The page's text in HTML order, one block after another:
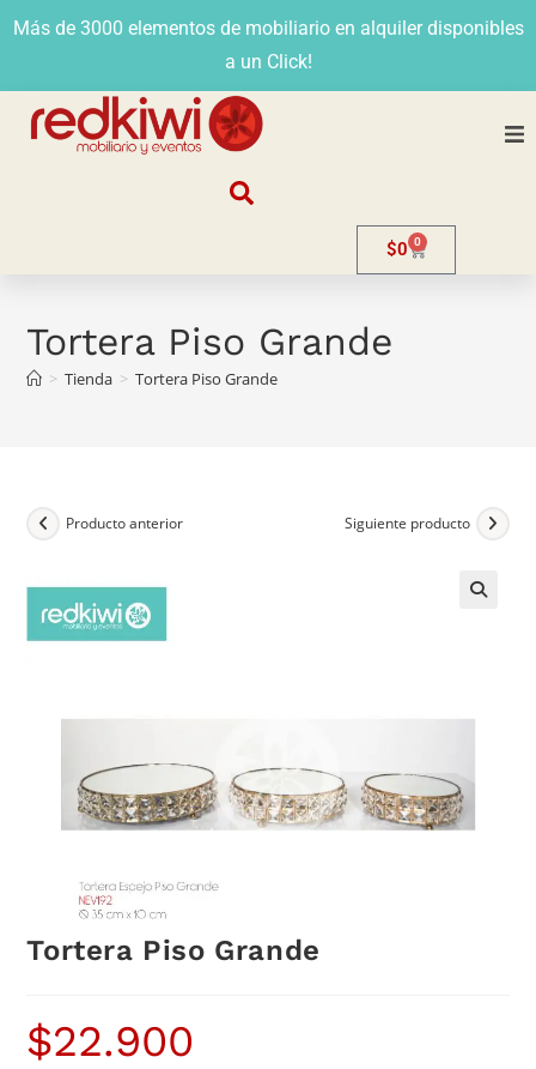
Más de 3000 elementos de mobiliario en alquiler disponibles
a un Click!
Contacto
$0 0
Tortera Piso Grande
> Tienda > Tortera Piso Grande
Producto anterior Siguiente producto
Tortera Piso Grande
$22.900